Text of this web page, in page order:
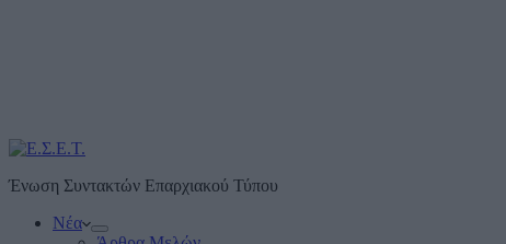
Ένωση Συντακτών Επαρχιακού Τύπου
Νέα